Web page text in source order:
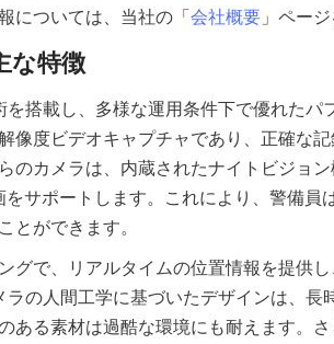
については、当社の「会社概要
搭載し、多様な運用条件下で優れたパ
像度ビデオキャプチャであり、正確な
のカメラは、内蔵されたナイトビジョ
サポートします。これにより、警備員
とができます。
グで、リアルタイムの位置情報を提供
の人間工学に基づいたデザインは、長
ある素材は過酷な環境にも耐えます。